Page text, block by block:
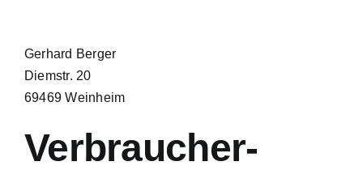
Gerhard Berger
Diemstr. 20
69469 Weinheim
Verbraucher­